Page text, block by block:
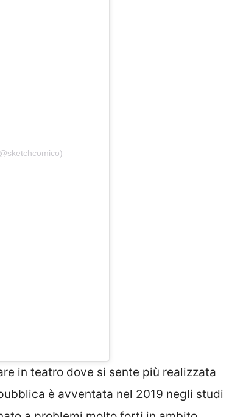
in teatro dove si sente più realizzata
è avventata nel 2019 negli studi